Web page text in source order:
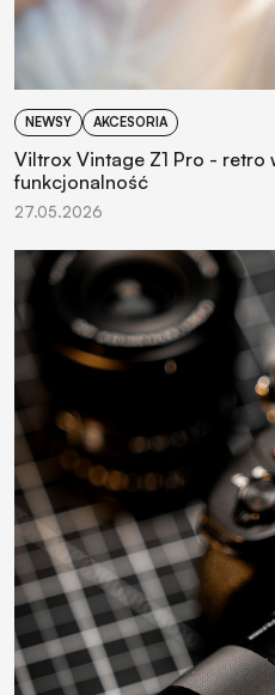
NEWSY AKCESORIA
Viltrox Vintage Z1 Pro - retro
funkcjonalność
27.05.2026